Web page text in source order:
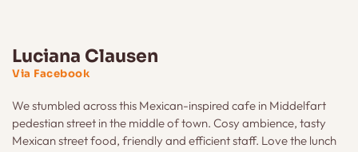
Luciana Clausen
Via Facebook
We stumbled across this Mexican-inspired cafe in Middelfart
pedestian street in the middle of town. Cosy ambience, tasty
Mexican street food, friendly and efficient staff. Love the lunch